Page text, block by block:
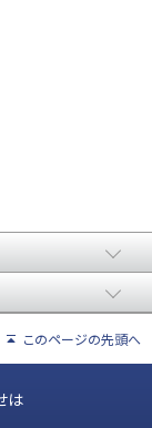
このページの先頭へ
は